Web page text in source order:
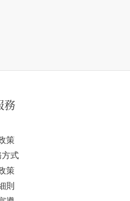
務
策
式
策
則